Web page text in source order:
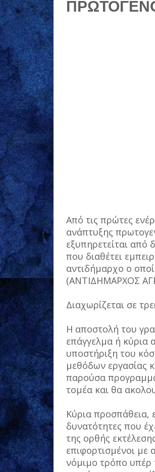
Από τις πρώτες
ανάπτυξης
εξυπηρετείται από
που διαθέτει
αντιδήμαρχο ο
(ΑΝΤΙΔΗΜΑΡΧΟΣ
Διαχωρίζεται σε
Η αποστολή του
επάγγελμα ή κύρια
υποστήριξη του
μεθόδων εργασίας
παρούσα
τομέα και θα
Κύρια προσπάθεια,
δυνατότητες που
της ορθής
επιφορτισμένοι
νόμιμο τρόπο